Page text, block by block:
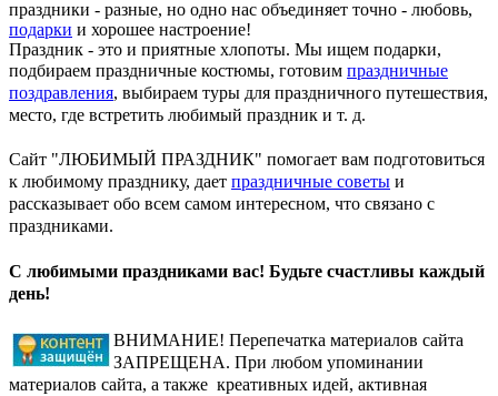
праздники - разные, но одно нас объединяет точно - любовь,
подарки и хорошее настроение!
Праздник - это и приятные хлопоты. Мы ищем подарки,
подбираем праздничные костюмы, готовим праздничные
поздравления, выбираем туры для праздничного путешествия,
место, где встретить любимый праздник и т. д.
Сайт "ЛЮБИМЫЙ ПРАЗДНИК" помогает вам подготовиться
к любимому празднику, дает праздничные советы и
рассказывает обо всем самом интересном, что связано с
праздниками.
С любимыми праздниками вас! Будьте счастливы каждый
день!
ВНИМАНИЕ! Перепечатка материалов сайта
ЗАПРЕЩЕНА. При любом упоминании
материалов сайта, а также креативных идей, активная